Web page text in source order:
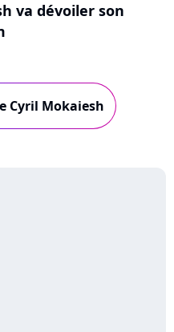
va dévoiler son
Cyril Mokaiesh